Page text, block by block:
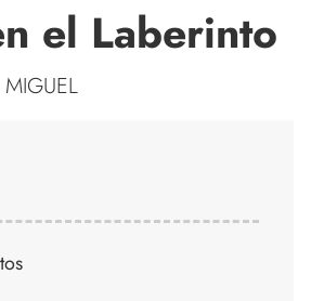
el Laberinto